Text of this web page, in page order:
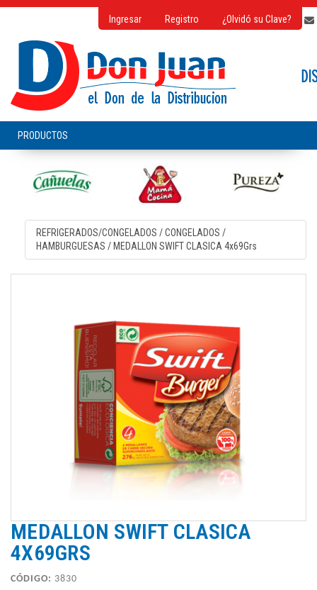
Ingresar Registro ¿Olvidó su Clave?
REFRIGERADOS/CONGELADOS /CONGELADOS /
HAMBURGUESAS / MEDALLON SWIFT CLASICA 4x69Grs
MEDALLON SWIFT CLASICA
4X69GRS
CÓDIGO: 3830